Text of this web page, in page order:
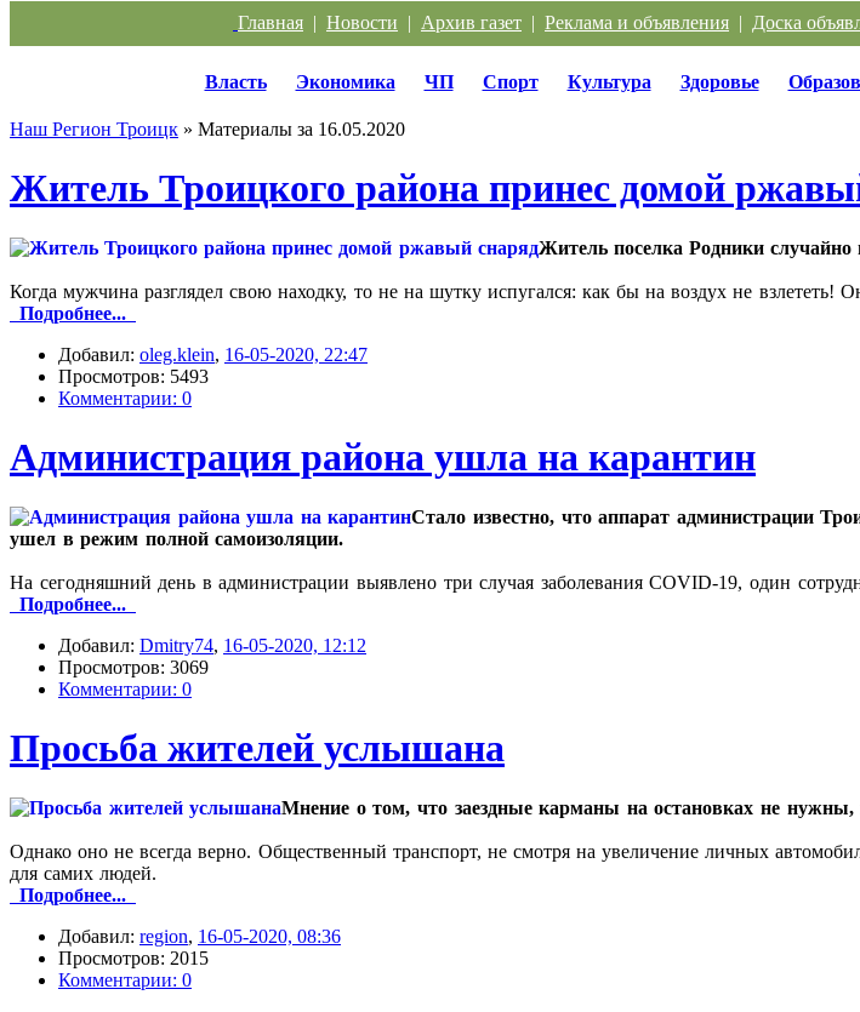
Главная | Новости | Архив газет | Реклама и объявления | Доска
Власть Экономика ЧП Спорт Культура Здоровье
Наш Регион Троицк » Материалы за 16.05.2020
Житель Троицкого района принес домой
Житель поселка Родники
Когда мужчина разглядел свою находку, то не на шутку испугался: как бы на воздух не
Подробнее...
Добавил: oleg.klein, 16-05-2020, 22:47
Просмотров: 5493
Комментарии: 0
Администрация района ушла на карантин
Стало известно, что аппарат администрации
ушел в режим полной самоизоляции.
На сегодняшний день в администрации выявлено три случая заболевания COVID-19, один
Подробнее...
Добавил: Dmitry74, 16-05-2020, 12:12
Просмотров: 3069
Комментарии: 0
Просьба жителей услышана
Мнение о том, что заездные карманы на остановках не нужны,
Однако оно не всегда верно. Общественный транспорт, не смотря на увеличение личных
для самих людей.
Подробнее...
Добавил: region, 16-05-2020, 08:36
Просмотров: 2015
Комментарии: 0